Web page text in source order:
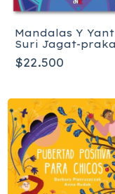
Mandalas Y
Suri Jagat-
$22.500